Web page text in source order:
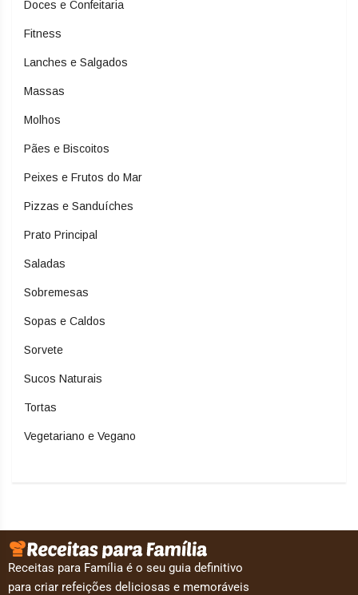
Doces e Confeitaria
Fitness
Lanches e Salgados
Massas
Molhos
Pães e Biscoitos
Peixes e Frutos do Mar
Pizzas e Sanduíches
Prato Principal
Saladas
Sobremesas
Sopas e Caldos
Sorvete
Sucos Naturais
Tortas
Vegetariano e Vegano
Receitas para Família é o seu guia definitivo
para criar refeições deliciosas e memoráveis